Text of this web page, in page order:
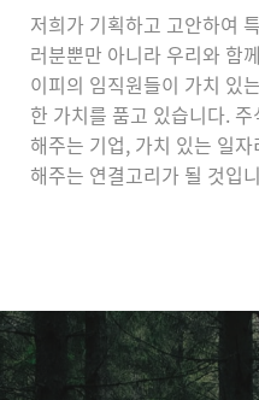
저희가 기획하고 고안하여
러분뿐만 아니라 우리와 함
이피의 임직원들이 가치 있
한 가치를 품고 있습니다.
해주는 기업, 가치 있는 일
해주는 연결고리가 될 것입